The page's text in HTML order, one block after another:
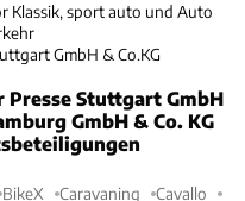
sport auto und Auto
GmbH & Co.KG
Stuttgart GmbH
GmbH & Co. KG
BikeX Caravaning Cavallo